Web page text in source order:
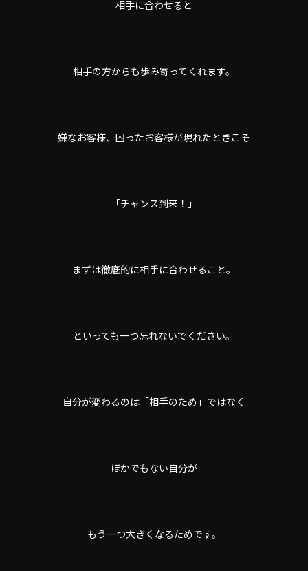
相手に合わせると
相手の方からも歩み寄ってくれます。
嫌なお客様、困ったお客様が現れたときこそ
「チャンス到来！」
まずは徹底的に相手に合わせること。
といっても一つ忘れないでください。
自分が変わるのは「相手のため」ではなく
ほかでもない自分が
もう一つ大きくなるためです。